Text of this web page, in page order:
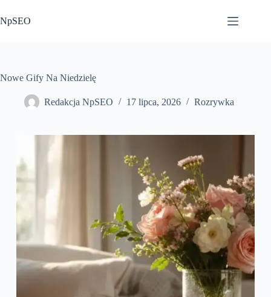
do
treści
NpSEO
Nowe Gify Na Niedzielę
Redakcja NpSEO 17 lipca, 2026 Rozrywka